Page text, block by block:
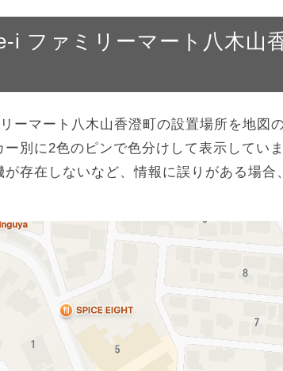
i ファミリーマート八木山
ーマート八木山香澄町の設置場所を地図
別に2色のピンで色分けして表示していま
存在しないなど、情報に誤りがある場合、